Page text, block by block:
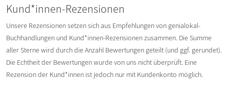
Kund*innen-Rezensionen
Unsere Rezensionen setzen sich aus Empfehlungen von genialokal-
Buchhandlungen und Kund*innen-Rezensionen zusammen. Die Summe
aller Sterne wird durch die Anzahl Bewertungen geteilt (und ggf. gerundet).
Die Echtheit der Bewertungen wurde von uns nicht überprüft. Eine
Rezension der Kund*innen ist jedoch nur mit Kundenkonto möglich.